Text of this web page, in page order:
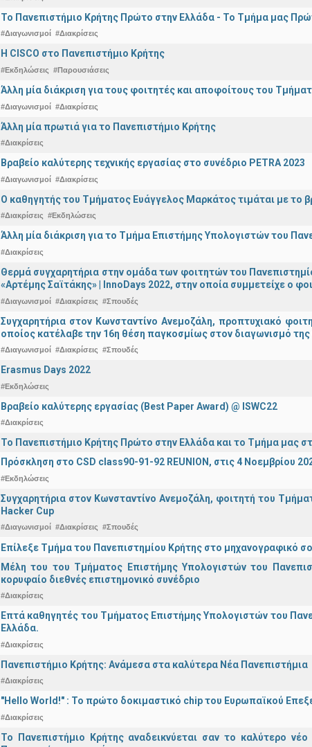
Το Πανεπιστήμιο Κρήτης Πρώτο στην Ελλάδα - Το Τμήμα μας
#Διαγωνισμοί #Διακρίσεις
Η CISCO στο Πανεπιστήμιο Κρήτης
#Εκδηλώσεις #Παρουσιάσεις
Άλλη μία διάκριση για τους φοιτητές και αποφοίτους του
#Διαγωνισμοί #Διακρίσεις
Άλλη μία πρωτιά για το Πανεπιστήμιο Κρήτης
#Διακρίσεις
Βραβείο καλύτερης τεχνικής εργασίας στο συνέδριο PETRA 2023
#Διαγωνισμοί #Διακρίσεις
Ο καθηγητής του Τμήματος Ευάγγελος Μαρκάτος τιμάται με το
#Διακρίσεις #Εκδηλώσεις
Άλλη μία διάκριση για το Τμήμα Επιστήμης Υπολογιστών του
#Διακρίσεις
Θερμά συγχαρητήρια στην ομάδα των φοιτητών του
«Αρτέμης Σαϊτάκης» | InnoDays 2022, στην οποία συμμετείχε ο
#Διαγωνισμοί #Διακρίσεις #Σπουδές
Συγχαρητήρια στον Κωνσταντίνο Ανεμοζάλη, προπτυχιακό
οποίος κατέλαβε την 16η θέση παγκοσμίως στον διαγωνισμό
#Διαγωνισμοί #Διακρίσεις #Σπουδές
Erasmus Days 2022
#Εκδηλώσεις
Βραβείο καλύτερης εργασίας (Best Paper Award) @ ISWC22
#Διακρίσεις
Το Πανεπιστήμιο Κρήτης Πρώτο στην Ελλάδα και το Τμήμα μας
Πρόσκληση στο CSD class90-91-92 REUNION, στις 4 Νοεμβρίου
#Εκδηλώσεις
Συγχαρητήρια στον Κωνσταντίνο Ανεμοζάλη, φοιτητή του
Hacker Cup
#Διαγωνισμοί #Διακρίσεις #Σπουδές
Επίλεξε Τμήμα του Πανεπιστημίου Κρήτης στο μηχανογραφικό
Μέλη του του Τμήματος Επιστήμης Υπολογιστών του
κορυφαίο διεθνές επιστημονικό συνέδριο
#Διακρίσεις
Επτά καθηγητές του Τμήματος Επιστήμης Υπολογιστών του
Ελλάδα.
#Διακρίσεις
Πανεπιστήμιο Κρήτης: Ανάμεσα στα καλύτερα Νέα Πανεπιστήμια
#Διακρίσεις
"Hello World!" : Το πρώτο δοκιμαστικό chip του Ευρωπαϊκού
#Διακρίσεις
Το Πανεπιστήμιο Κρήτης αναδεικνύεται σαν το καλύτερο